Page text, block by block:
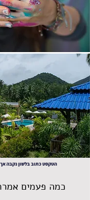
הטקסט כתוב בלשון נקבה
כמה פעמים